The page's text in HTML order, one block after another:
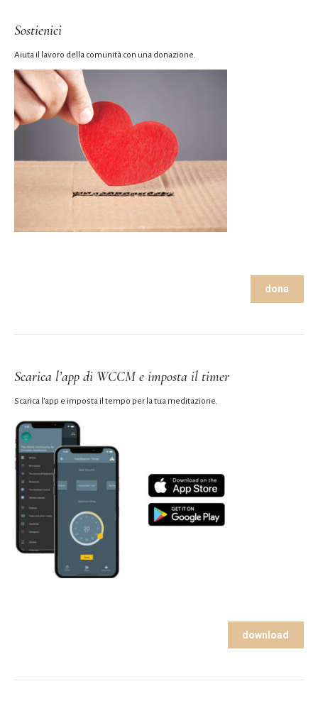
Sostienici
Aiuta il lavoro della comunità con una donazione.
dona
Scarica l’app di WCCM e imposta il timer
Scarica l’app e imposta il tempo per la tua meditazione.
download